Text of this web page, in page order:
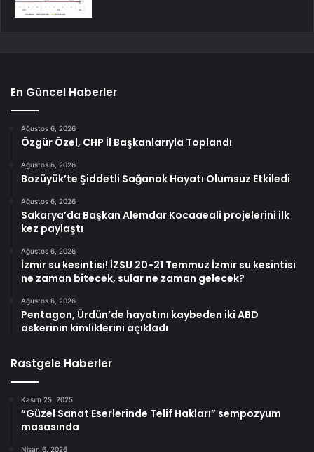
En Güncel Haberler
Ağustos 6, 2026
Özgür Özel, CHP İl Başkanlarıyla Toplandı
Ağustos 6, 2026
Bozüyük’te Şiddetli Sağanak Hayatı Olumsuz Etkiledi
Ağustos 6, 2026
Sakarya’da Başkan Alemdar Kocaaeali projelerini ilk
kez paylaştı
Ağustos 6, 2026
İzmir su kesintisi! İZSU 20-21 Temmuz İzmir su kesintisi
ne zaman bitecek, sular ne zaman gelecek?
Ağustos 6, 2026
Pentagon, Ürdün’de hayatını kaybeden iki ABD
askerinin kimliklerini açıkladı
Rastgele Haberler
Kasım 25, 2025
“Güzel Sanat Eserlerinde Telif Hakları” sempozyum
masasında
Nisan 6, 2026